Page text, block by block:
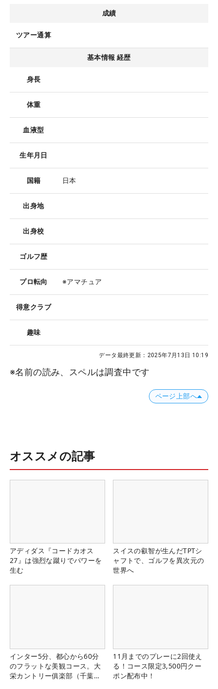
成績
ツアー通算
基本情報 経歴
身長
体重
血液型
生年月日
国籍 日本
出身地
出身校
ゴルフ歴
プロ転向 ※アマチュア
得意クラブ
趣味
データ最終更新： 2025年7月13日 10:19
※名前の読み、スペルは調査中です
ページ上部へ
オススメの記事
アディダス『コードカオス
27』は強烈な蹴りでパワーを
生む
スイスの叡智が生んだTPTシ
ャフトで、ゴルフを異次元の
世界へ
インター5分、都心から60分
のフラットな美観コース。大
栄カントリー俱楽部（千葉
11月までのプレーに2回使え
る！コース限定3,500円クー
ポン配布中！